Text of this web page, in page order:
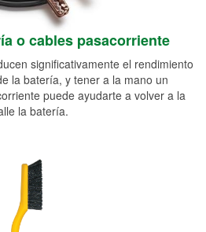
o cables pasacorriente
significativamente el rendimiento
la batería, y tener a la mano un
puede ayudarte a volver a la
la batería.